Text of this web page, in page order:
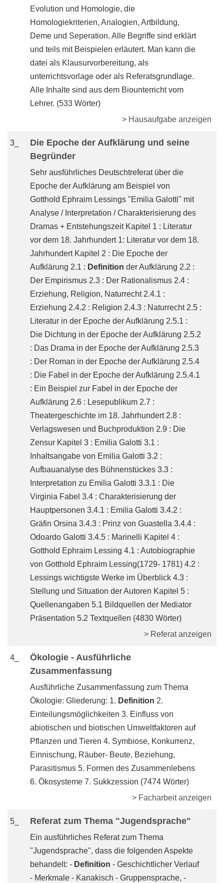
Evolution und Homologie, die
Homologiekriterien, Analogien, Artbildung,
Deme und Seperation. Alle Begriffe sind erklärt
und teils mit Beispielen erläutert. Man kann die
datei als Klausurvorbereitung, als
unterrichtsvorlage oder als Referatsgrundlage.
Alle Inhalte sind aus dem Biounterricht vom
Lehrer. (533 Wörter)
> Hausaufgabe anzeigen
3_
Die Epoche der Aufklärung und seine
Begründer
Sehr ausführliches Deutschtreferat über die
Epoche der Aufklärung am Beispiel von
Gotthold Ephraim Lessings "Emilia Galotti" mit
Analyse / Interpretation / Charakterisierung des
Dramas + Entstehungszeit Kapitel 1 : Literatur
vor dem 18. Jahrhundert 1: Literatur vor dem 18.
Jahrhundert Kapitel 2 : Die Epoche der
Aufklärung 2.1 : Definition der Aufklärung 2.2 :
Der Empirismus 2.3 : Der Rationalismus 2.4 :
Erziehung, Religion, Naturrecht 2.4.1 :
Erziehung 2.4.2 : Religion 2.4.3 : Naturrecht 2.5 :
Literatur in der Epoche der Aufklärung 2.5.1 :
Die Dichtung in der Epoche der Aufklärung 2.5.2
: Das Drama in der Epoche der Aufklärung 2.5.3
: Der Roman in der Epoche der Aufklärung 2.5.4
: Die Fabel in der Epoche der Aufklärung 2.5.4.1
: Ein Beispiel zur Fabel in der Epoche der
Aufklärung 2.6 : Lesepublikum 2.7 :
Theatergeschichte im 18. Jahrhundert 2.8 :
Verlagswesen und Buchproduktion 2.9 : Die
Zensur Kapitel 3 : Emilia Galotti 3.1 :
Inhaltsangabe von Emilia Galotti 3.2 :
Aufbauanalyse des Bühnenstückes 3.3 :
Interpretation zu Emilia Galotti 3.3.1 : Die
Virginia Fabel 3.4 : Charakterisierung der
Hauptpersonen 3.4.1 : Emilia Galotti 3.4.2 :
Gräfin Orsina 3.4.3 : Prinz von Guastella 3.4.4 :
Odoardo Galotti 3.4.5 : Marinelli Kapitel 4 :
Gotthold Ephraim Lessing 4.1 : Autobiographie
von Gotthold Ephraim Lessing(1729- 1781) 4.2 :
Lessings wichtigste Werke im Überblick 4.3 :
Stellung und Situation der Autoren Kapitel 5 :
Quellenangaben 5.1 Bildquellen der Mediator
Präsentation 5.2 Textquellen (4830 Wörter)
> Referat anzeigen
4_
Ökologie - Ausführliche
Zusammenfassung
Ausführliche Zusammenfassung zum Thema
Ökologie: Gliederung: 1. Definition 2.
Einteilungsmöglichkeiten 3. Einfluss von
abiotischen und biotischen Umweltfaktoren auf
Pflanzen und Tieren 4. Symbiose, Konkurrenz,
Einnischung, Räuber- Beute, Beziehung,
Parasitismus 5. Formen des Zusammenlebens
6. Ökosysteme 7. Sukkzession (7474 Wörter)
> Facharbeit anzeigen
5_ Referat zum Thema "Jugendsprache"
Ein ausführliches Referat zum Thema
"Jugendsprache", dass die folgenden Aspekte
behandelt: - Definition - Geschichtlicher Verlauf
- Merkmale - Kanakisch - Gruppensprache, -